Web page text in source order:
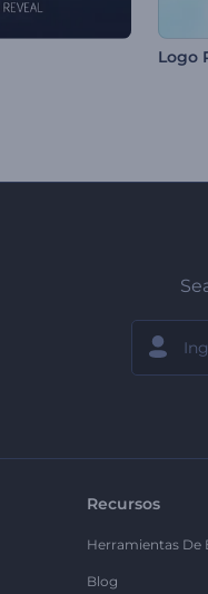
Logo
Recursos
Herramientas De
Blog